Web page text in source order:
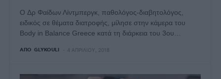
Ο Δρ Φαίδων Λίντμπεργκ, παθολόγος-διαβητολόγος,
ειδικός σε θέματα διατροφής, μίλησε στην κάμερα του
Body in Balance Greece κατά τη διάρκεια του 3ου…
ΑΠΌ GLYKOULI 4 ΑΠΡΙΛΊΟΥ, 2018